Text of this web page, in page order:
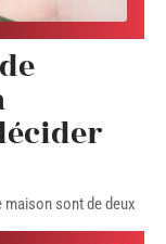
sont de deux